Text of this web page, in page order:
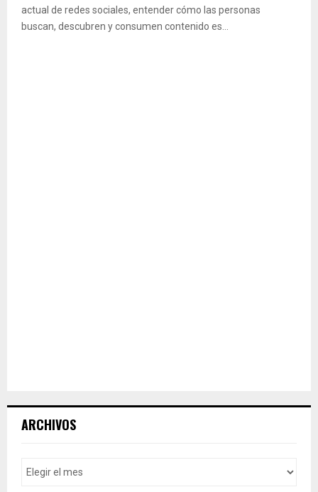
actual de redes sociales, entender cómo las personas
buscan, descubren y consumen contenido es...
ARCHIVOS